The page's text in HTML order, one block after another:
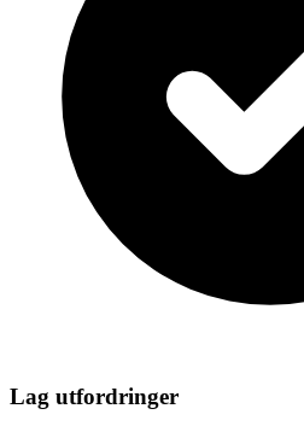
Lag utfordringer